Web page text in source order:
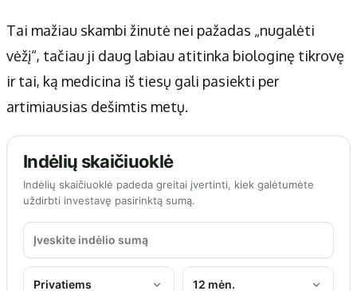
Tai mažiau skambi žinutė nei pažadas „nugalėti
vėžį“, tačiau ji daug labiau atitinka biologinę tikrovę
ir tai, ką medicina iš tiesų gali pasiekti per
artimiausias dešimtis metų.